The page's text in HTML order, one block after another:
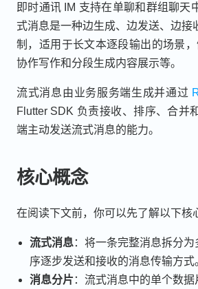
即时通讯 IM 支持在单聊和群组聊天
式消息是一种边生成、边发送、边接
制，适用于长文本逐段输出的场景
协作写作和分段生成内容展示等。
流式消息由业务服务端生成并通过
Flutter SDK 负责接收、排序、合并
端主动发送流式消息的能力。
核心概念
在阅读下文前，你可以先了解以下核
流式消息：将一条完整消息拆分
序逐步发送和接收的消息传输方式
消息分片 ：流式消息中的单个数